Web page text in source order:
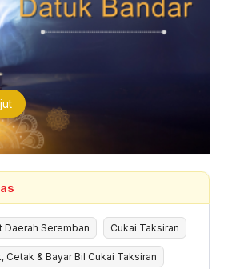
Daerah Seremban Cukai Taksiran
Cetak & Bayar Bil Cukai Taksiran